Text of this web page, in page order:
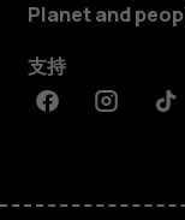
Planet and
支持
FacebookInstagram